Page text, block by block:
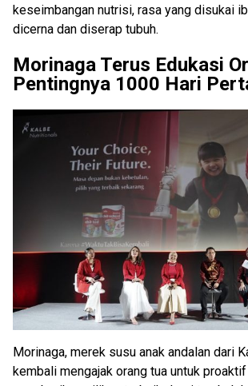
keseimbangan nutrisi, rasa yang disukai
dicerna dan diserap tubuh.
Morinaga Terus Edukasi
Pentingnya 1000 Hari
Morinaga, merek susu anak andalan dari
kembali mengajak orang tua untuk